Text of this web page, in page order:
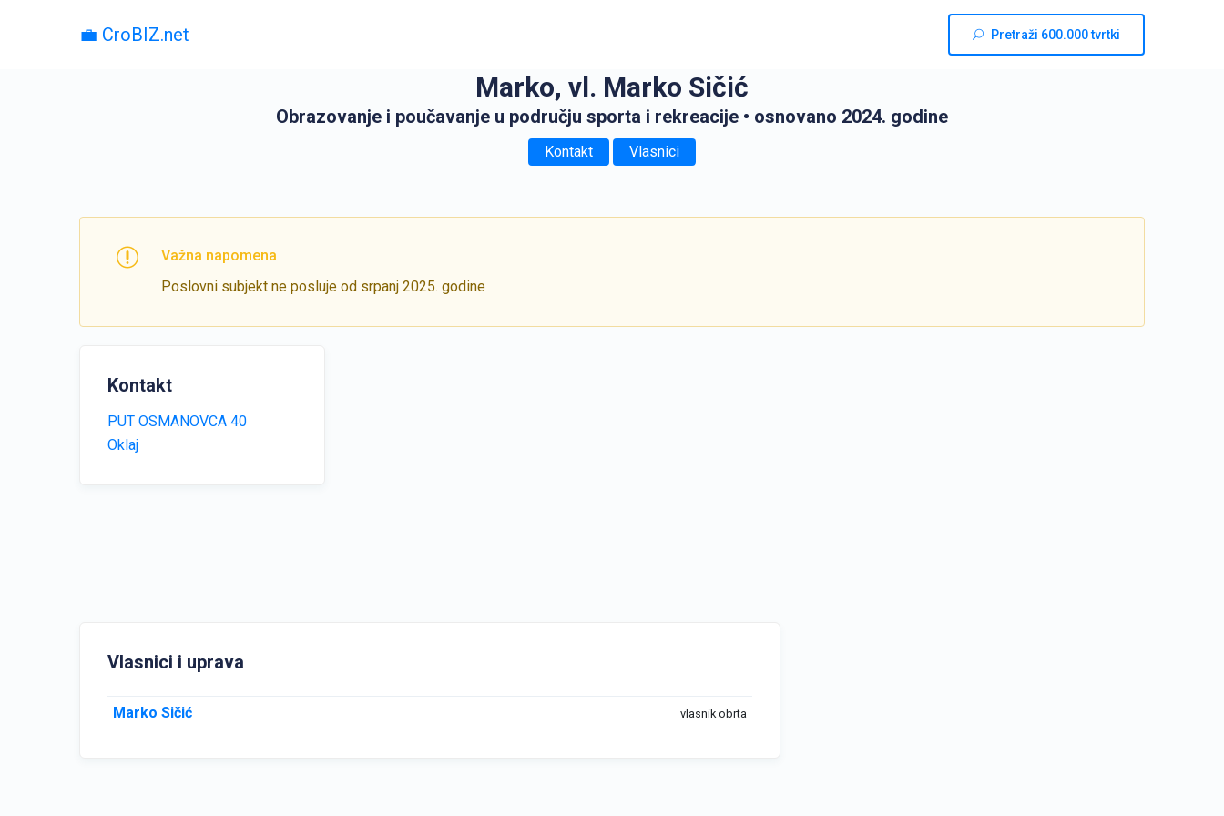
💼 CroBIZ.net Pretraži 600.000 tvrtki
Marko, vl. Marko Sičić
Obrazovanje i poučavanje u području sporta i rekreacije • osnovano 2024. godine
Kontakt Vlasnici
Važna napomena
Poslovni subjekt ne posluje od srpanj 2025. godine
Kontakt
PUT OSMANOVCA 40
Oklaj
Vlasnici i uprava
Marko Sičić vlasnik obrta